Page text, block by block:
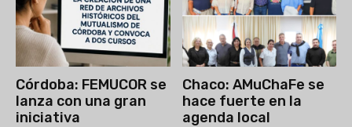
Córdoba: FEMUCOR se
lanza con una gran
iniciativa
Chaco: AMuChaFe se
hace fuerte en la
agenda local